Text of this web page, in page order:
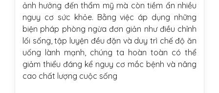
ảnh hưởng đến thẩm mỹ mà còn tiềm ẩn nhiều
nguy cơ sức khỏe. Bằng việc áp dụng những
biện pháp phòng ngừa đơn giản như điều chỉnh
lối sống, tập luyện đều đặn và duy trì chế độ ăn
uống lành mạnh, chúng ta hoàn toàn có thể
giảm thiểu đáng kể nguy cơ mắc bệnh và nâng
cao chất lượng cuộc sống